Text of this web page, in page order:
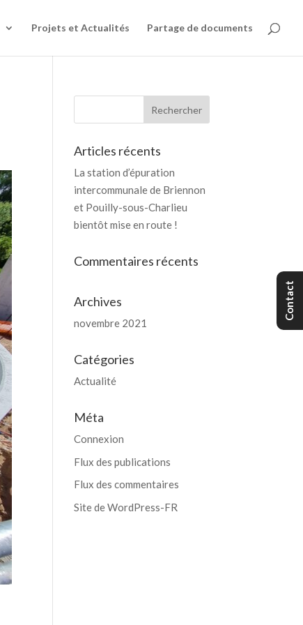
Projets et Actualités Partage de documents
Articles récents
La station d’épuration
intercommunale de Briennon
et Pouilly-sous-Charlieu
bientôt mise en route !
Commentaires récents
Archives
novembre 2021
Catégories
Actualité
Méta
Connexion
Flux des publications
Flux des commentaires
Site de WordPress-FR
Contact